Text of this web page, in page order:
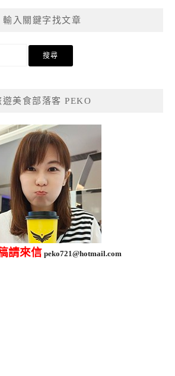
輸入關鍵字找文章
遊美食部落客 PEKO
請來信 peko721@hotmail.com